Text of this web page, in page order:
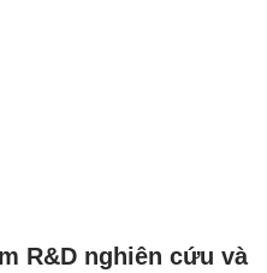
R&D nghiên cứu và